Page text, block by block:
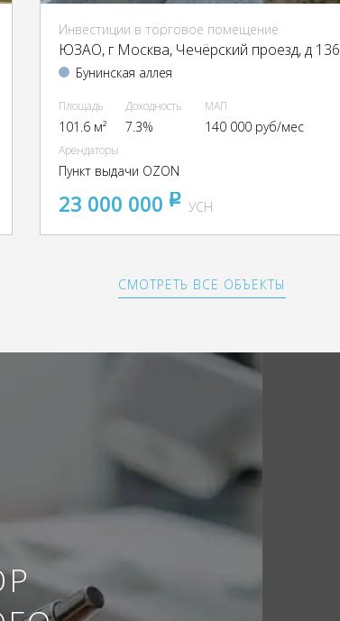
Инвестиции в торговое помещение
ЮЗАО, г Москва, Чечёрский проезд, д 136
Бунинская аллея
Площадь
101.6 м²
Доходность
7.3%
МАП
140 000 руб/мес
Арендаторы
Пункт выдачи OZON
23 000 000 pуб
УСН
СМОТРЕТЬ ВСЕ ОБЪЕКТЫ